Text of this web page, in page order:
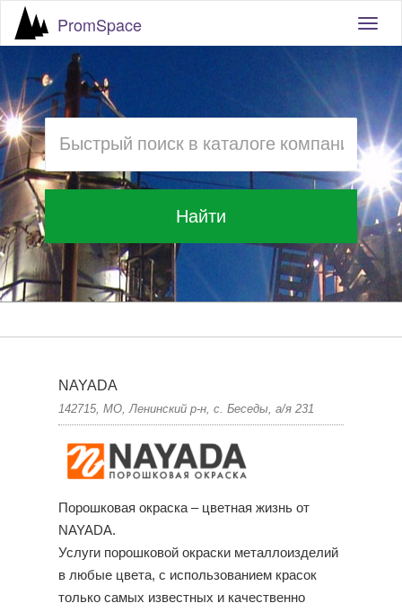
PromSpace
Найти
NAYADA
142715, МО, Ленинский р-н, с. Беседы, а/я 231
Порошковая окраска – цветная жизнь от
NAYADA.
Услуги порошковой окраски металлоизделий
в любые цвета, с использованием красок
только самых известных и качественно